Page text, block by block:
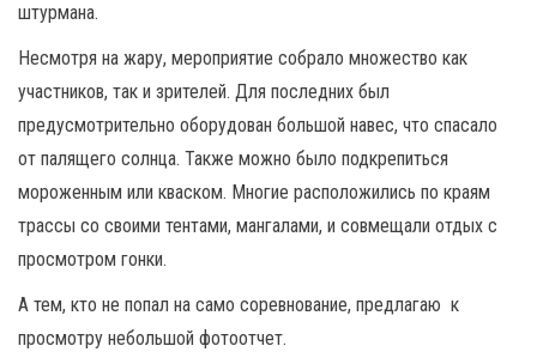
штурмана.
Несмотря на жару, мероприятие собрало множество как
участников, так и зрителей. Для последних был
предусмотрительно оборудован большой навес, что спасало
от палящего солнца. Также можно было подкрепиться
мороженным или кваском. Многие расположились по краям
трассы со своими тентами, мангалами, и совмещали отдых с
просмотром гонки.
А тем, кто не попал на само соревнование, предлагаю к
просмотру небольшой фотоотчет.